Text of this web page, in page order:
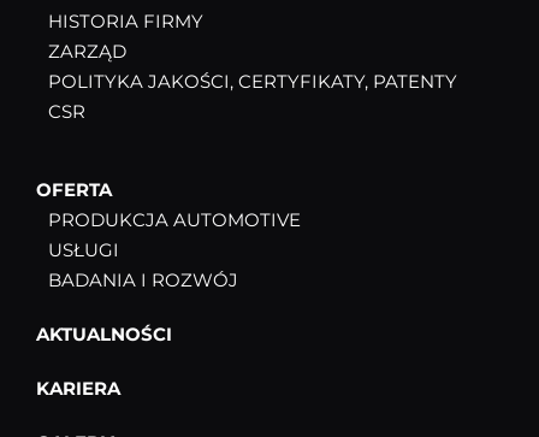
HISTORIA FIRMY
ZARZĄD
POLITYKA JAKOŚCI, CERTYFIKATY, PATENTY
CSR
OFERTA
PRODUKCJA AUTOMOTIVE
USŁUGI
BADANIA I ROZWÓJ
AKTUALNOŚCI
KARIERA